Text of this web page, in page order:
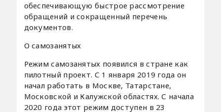
обеспечивающую быстрое рассмотрение
обращений и сокращенный перечень
документов.
О самозанятых
Режим самозанятых появился в стране как
пилотный проект. С 1 января 2019 года он
начал работать в Москве, Татарстане,
Московской и Калужской областях. С начала
2020 года этот режим доступен в 23